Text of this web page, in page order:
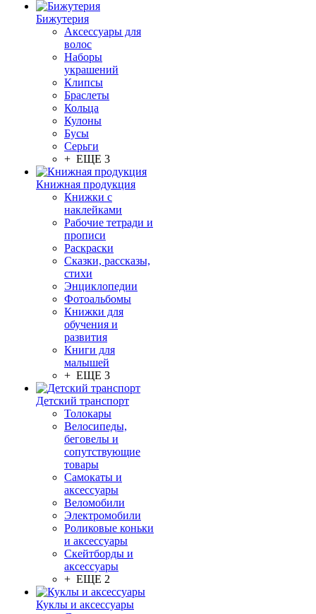
Бижутерия
Аксессуары для
волос
Наборы
украшений
Клипсы
Браслеты
Кольца
Кулоны
Бусы
Серьги
+ ЕЩЕ 3
Книжная продукция
Книжки с
наклейками
Рабочие тетради и
прописи
Раскраски
Сказки, рассказы,
стихи
Энциклопедии
Фотоальбомы
Книжки для
обучения и
развития
Книги для
малышей
+ ЕЩЕ 3
Детский транспорт
Толокары
Велосипеды,
беговелы и
сопутствующие
товары
Самокаты и
аксессуары
Веломобили
Электромобили
Роликовые коньки
и аксессуары
Скейтборды и
аксессуары
+ ЕЩЕ 2
Куклы и аксессуары